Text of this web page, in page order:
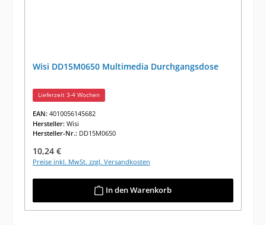
Wisi DD15M0650 Multimedia Durchgangsdose
Lieferzeit 3-4 Wochen
EAN: 4010056145682
Hersteller: Wisi
Hersteller-Nr.: DD15M0650
Regulärer Preis:
10,24 €
Preise inkl. MwSt. zzgl. Versandkosten
In den Warenkorb